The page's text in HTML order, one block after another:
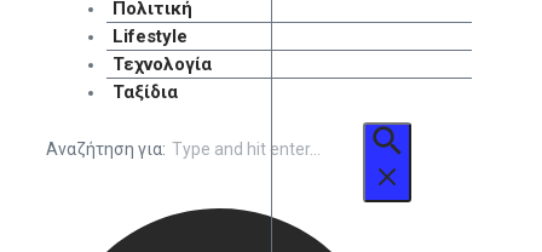
Πολιτική
Lifestyle
Τεχνολογία
Ταξίδια
Αναζήτηση για: